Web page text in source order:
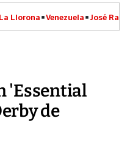
La Llorona Venezuela José
'Essential
de